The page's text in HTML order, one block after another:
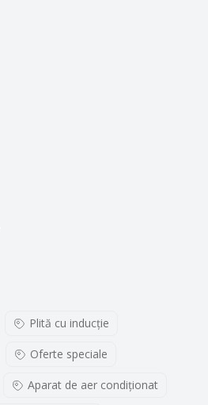
Plită cu inducţie
Oferte speciale
Aparat de aer condiționat